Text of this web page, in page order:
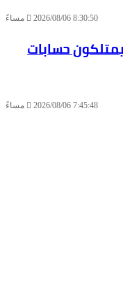
2026/08/06 8:30:50 مساءً
يمتلكون حسابات
2026/08/06 7:45:48 مساءً